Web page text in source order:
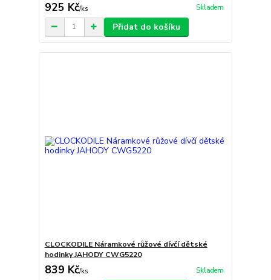
925 Kč/ks Skladem
Přidat do košíku
CLOCKODILE Náramkové růžové dívčí dětské
hodinky JAHODY CWG5220
839 Kč/ks Skladem